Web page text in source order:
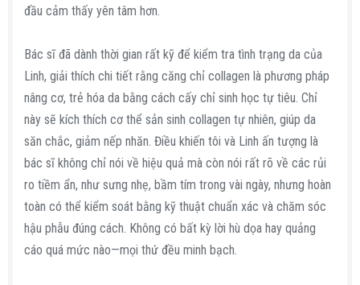
đầu cảm thấy yên tâm hơn.
Bác sĩ đã dành thời gian rất kỹ để kiểm tra tình trạng da của
Linh, giải thích chi tiết rằng căng chỉ collagen là phương pháp
nâng cơ, trẻ hóa da bằng cách cấy chỉ sinh học tự tiêu. Chỉ
này sẽ kích thích cơ thể sản sinh collagen tự nhiên, giúp da
săn chắc, giảm nếp nhăn. Điều khiến tôi và Linh ấn tượng là
bác sĩ không chỉ nói về hiệu quả mà còn nói rất rõ về các rủi
ro tiềm ẩn, như sưng nhẹ, bầm tím trong vài ngày, nhưng hoàn
toàn có thể kiểm soát bằng kỹ thuật chuẩn xác và chăm sóc
hậu phẫu đúng cách. Không có bất kỳ lời hù dọa hay quảng
cáo quá mức nào—mọi thứ đều minh bạch.